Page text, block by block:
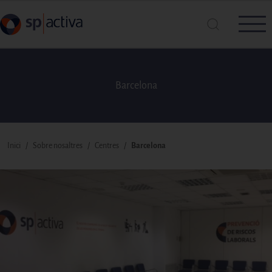
Cerca
Barcelona
Fil d'ariadna
Inici Sobre nosaltres Centres Barcelona